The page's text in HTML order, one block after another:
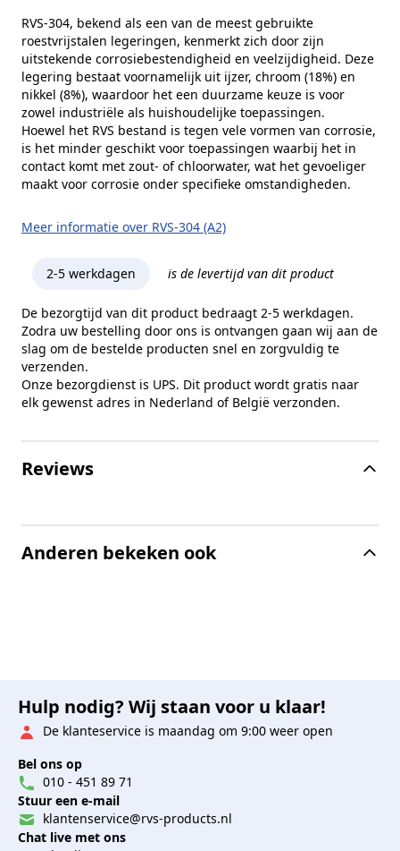
Alternatieve norm
DIN 912
Kophoogte (k)
27 mm
Kopdiameter (dk)
40 mm
Aandrijving
Binnenzeskant
Inhoud verpakking
10 stuks
RVS-304, bekend als een van de meest gebruikte
roestvrijstalen legeringen, kenmerkt zich door zijn
uitstekende corrosiebestendigheid en veelzijdigheid. Deze
legering bestaat voornamelijk uit ijzer, chroom (18%) en
nikkel (8%), waardoor het een duurzame keuze is voor
zowel industriële als huishoudelijke toepassingen.
Hoewel het RVS bestand is tegen vele vormen van corrosie,
is het minder geschikt voor toepassingen waarbij het in
contact komt met zout- of chloorwater, wat het gevoeliger
maakt voor corrosie onder specifieke omstandigheden.
Meer informatie over RVS-304 (A2)
2-5 werkdagen is de levertijd van dit product
De bezorgtijd van dit product bedraagt 2-5 werkdagen.
Zodra uw bestelling door ons is ontvangen gaan wij aan de
slag om de bestelde producten snel en zorgvuldig te
verzenden.
Onze bezorgdienst is UPS. Dit product wordt gratis naar
elk gewenst adres in Nederland of België verzonden.
Reviews
Anderen bekeken ook
Hulp nodig? Wij staan voor u klaar!
De klanteservice is maandag om 9:00 weer open
Bel ons op
010 - 451 89 71
Stuur een e-mail
klantenservice@rvs-products.nl
Chat live met ons